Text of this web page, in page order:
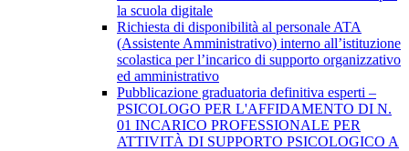
la scuola digitale
Richiesta di disponibilità al personale ATA
(Assistente Amministrativo) interno all’istituzione
scolastica per l’incarico di supporto organizzativo
ed amministrativo
Pubblicazione graduatoria definitiva esperti –
PSICOLOGO PER L'AFFIDAMENTO DI N.
01 INCARICO PROFESSIONALE PER
ATTIVITÀ DI SUPPORTO PSICOLOGICO A